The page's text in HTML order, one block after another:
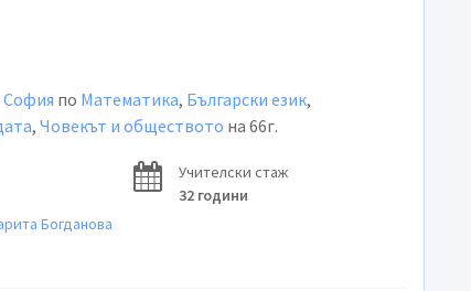
София по Математика, Български език,
, Човекът и обществото на 66г.
Учителски стаж
32 години
Богданова